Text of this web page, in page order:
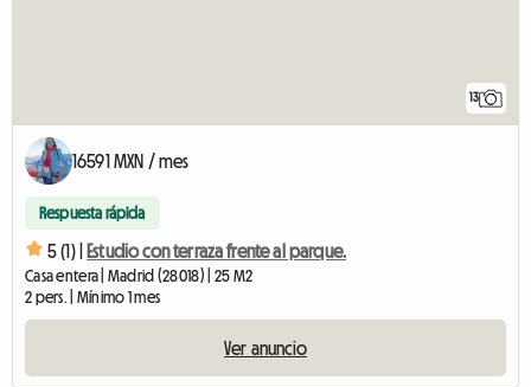
13
16591 MXN / mes
Respuesta rápida
5 (1) | Estudio con terraza frente al parque.
Casa entera | Madrid (28018) | 25 M2
2 pers. | Mínimo 1 mes
Ver anuncio